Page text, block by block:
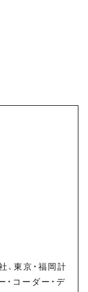
東京・福岡計
コーダー・デ